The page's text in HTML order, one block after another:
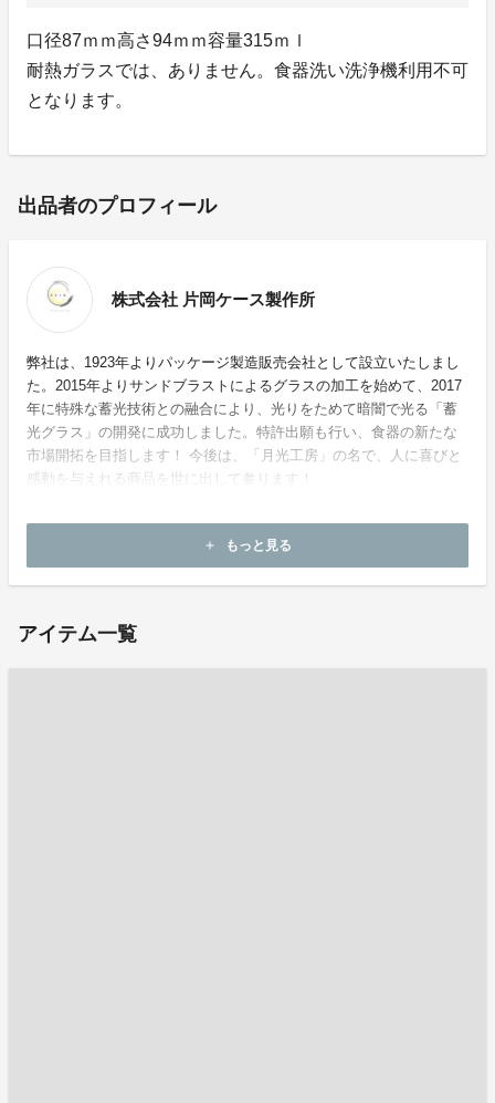
口径87ｍｍ高さ94ｍｍ容量315ｍｌ
耐熱ガラスでは、ありません。食器洗い洗浄機利用不可
となります。
出品者のプロフィール
株式会社 片岡ケース製作所
弊社は、1923年よりパッケージ製造販売会社として設立いたしまし
た。2015年よりサンドブラストによるグラスの加工を始めて、2017
年に特殊な蓄光技術との融合により、光りをためて暗闇で光る「蓄
光グラス」の開発に成功しました。特許出願も行い、食器の新たな
市場開拓を目指します！ 今後は、「月光工房」の名で、人に喜びと
感動を与えれる商品を世に出して参ります！
add もっと見る
アイテム一覧